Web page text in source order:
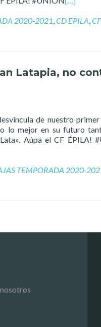
2020-2021,CD EPILA,
Latapia, no
de nuestro
lo mejor en su futuro
Aúpa el CF ÉPILA!
TEMPORADA 2020-